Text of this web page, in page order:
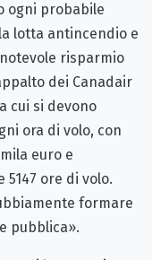
ogni probabile
lotta antincendio e
risparmio
dei Canadair
cui si devono
ora di volo, con
euro e
ore di volo.
formare
pubblica».